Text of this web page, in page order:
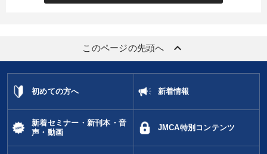
このページの先頭へ keyboard_arrow_up
初めての方へ 新着情報
新着セミナー・新刊本・音
声・動画
JMCA特別コンテンツ